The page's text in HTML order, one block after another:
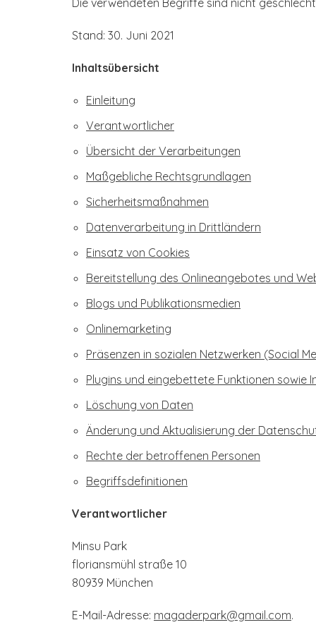
Die verwendeten Begriffe sind nicht
Stand: 30. Juni 2021
Inhaltsübersicht
Einleitung
Verantwortlicher
Übersicht der Verarbeitungen
Maßgebliche Rechtsgrundlagen
Sicherheitsmaßnahmen
Datenverarbeitung in Drittländern
Einsatz von Cookies
Bereitstellung des Onlineangebotes und
Blogs und Publikationsmedien
Onlinemarketing
Präsenzen in sozialen Netzwerken (Social
Plugins und eingebettete Funktionen sowie
Löschung von Daten
Änderung und Aktualisierung der
Rechte der betroffenen Personen
Begriffsdefinitionen
Verantwortlicher
Minsu Park
floriansmühl straße 10
80939 München
E-Mail-Adresse: magaderpark@gmail.com.